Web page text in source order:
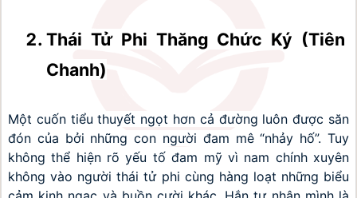
Thái Tử Phi Thăng Chức Ký (Tiên
Chanh)
Một cuốn tiểu thuyết ngọt hơn cả đường luôn được săn
đón của bởi những con người đam mê “nhảy hố”. Tuy
không thể hiện rõ yếu tố đam mỹ vì nam chính xuyên
không vào người thái tử phi cùng hàng loạt những biểu